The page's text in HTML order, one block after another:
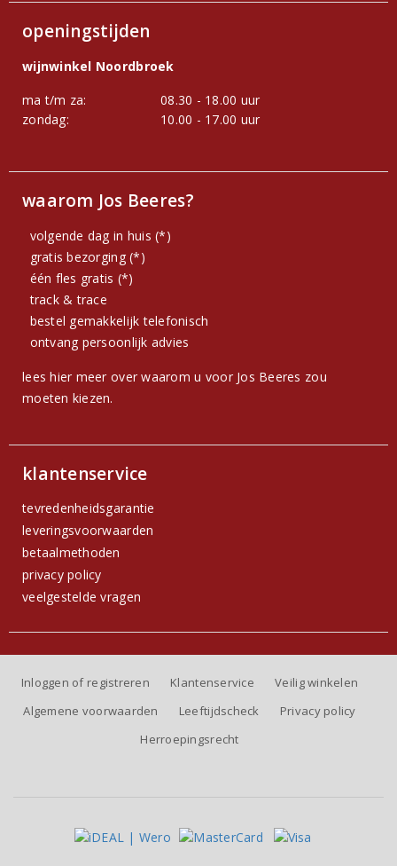
openingstijden
wijnwinkel Noordbroek
ma t/m za:
08.30 - 18.00 uur
zondag:
10.00 - 17.00 uur
waarom Jos Beeres?
volgende dag in huis (*)
gratis bezorging (*)
één fles gratis (*)
track & trace
bestel gemakkelijk telefonisch
ontvang persoonlijk advies
lees hier meer over waarom u voor Jos Beeres zou
moeten kiezen.
klantenservice
tevredenheidsgarantie
leveringsvoorwaarden
betaalmethoden
privacy policy
veelgestelde vragen
Inloggen of registreren Klantenservice
Veilig winkelen
Algemene voorwaarden
Leeftijdscheck
Privacy policy
Herroepingsrecht